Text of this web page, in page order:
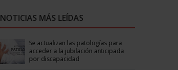
NOTICIAS MÁS LEÍDAS
Se actualizan las patologías para
acceder a la jubilación anticipada
por discapacidad